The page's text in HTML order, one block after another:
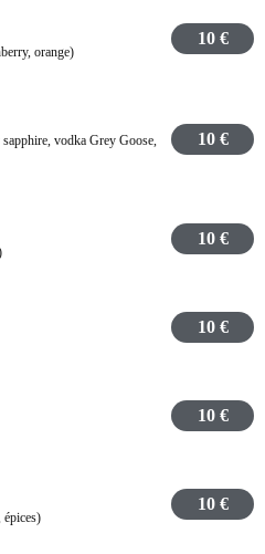
orange)
10 €
vodka Grey Goose,
10 €
10 €
10 €
10 €
10 €